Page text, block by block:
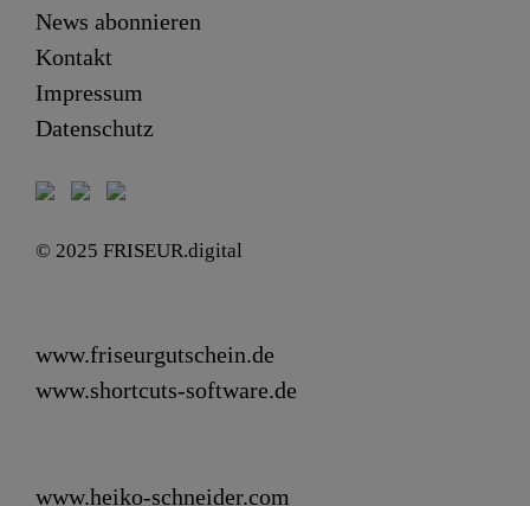
News abonnieren
Kontakt
Impressum
Datenschutz
© 2025 FRISEUR.digital
www.friseurgutschein.de
www.shortcuts-software.de
www.heiko-schneider.com